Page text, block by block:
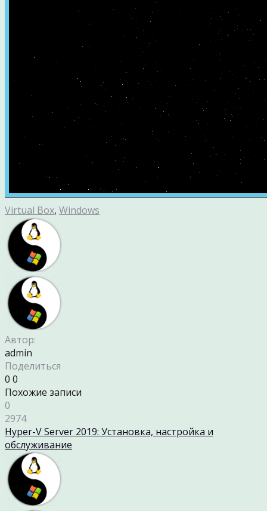
Virtual Box, Windows
Автор:
admin
Поделиться
0 0
Похожие записи
0
2974
Hyper-V Server 2019: Установка, настройка и
обслуживание